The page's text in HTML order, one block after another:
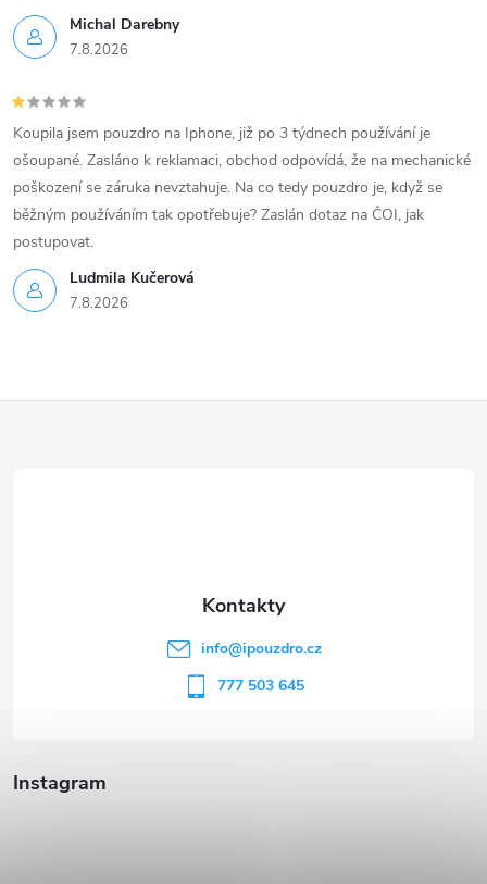
Michal Darebny
7.8.2026
Ludmila Kučerová
7.8.2026
Koupila jsem pouzdro na Iphone, již po 3 týdnech používání je
ošoupané. Zasláno k reklamaci, obchod odpovídá, že na mechanické
poškození se záruka nevztahuje. Na co tedy pouzdro je, když se
běžným používáním tak opotřebuje? Zaslán dotaz na ČOI, jak
postupovat.
Instagram
info@ipouzdro.cz
777 503 645